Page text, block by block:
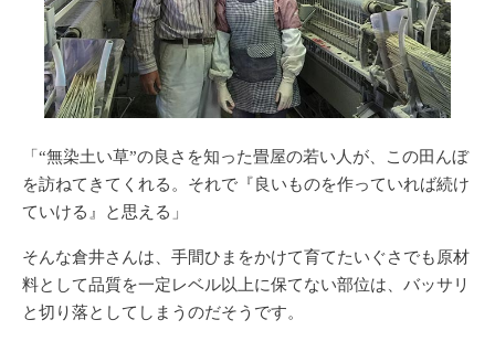
「“無染土い草”の良さを知った畳屋の若い人が、この田んぼ
を訪ねてきてくれる。それで『良いものを作っていれば続け
ていける』と思える」
そんな倉井さんは、手間ひまをかけて育てたいぐさでも原材
料として品質を一定レベル以上に保てない部位は、バッサリ
と切り落としてしまうのだそうです。